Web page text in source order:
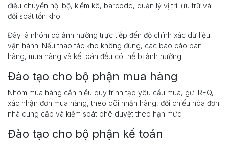
điều chuyển nội bộ, kiểm kê, barcode, quản lý vị trí lưu trữ và
đối soát tồn kho.
Đây là nhóm có ảnh hưởng trực tiếp đến độ chính xác dữ liệu
vận hành. Nếu thao tác kho không đúng, các báo cáo bán
hàng, mua hàng và kế toán đều có thể bị ảnh hưởng.
Đào tạo cho bộ phận mua hàng
Nhóm mua hàng cần hiểu quy trình tạo yêu cầu mua, gửi RFQ,
xác nhận đơn mua hàng, theo dõi nhận hàng, đối chiếu hóa đơn
nhà cung cấp và kiểm soát phê duyệt theo hạn mức.
Đào tạo cho bộ phận kế toán